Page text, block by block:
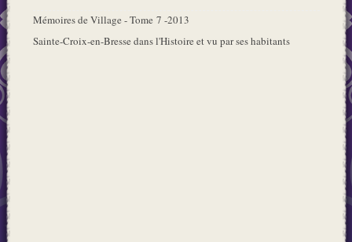
Mémoires de Village - Tome 7 -2013
Sainte-Croix-en-Bresse dans l'Histoire et vu par ses habitants